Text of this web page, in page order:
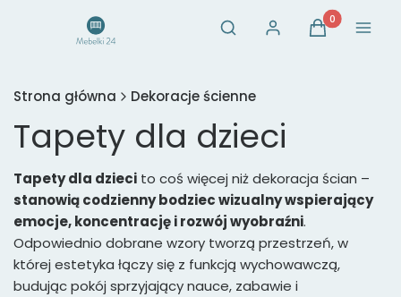
Otwórz wyszukiwarkę
Szukaj Zaloguj sięProdukty w
Koszyk Menu
Strona główna Dekoracje ścienne
Tapety dla dzieci
Tapety dla dzieci to coś więcej niż dekoracja ścian –
stanowią codzienny bodziec wizualny wspierający
emocje, koncentrację i rozwój wyobraźni.
Odpowiednio dobrane wzory tworzą przestrzeń, w
której estetyka łączy się z funkcją wychowawczą,
budując pokój sprzyjający nauce, zabawie i